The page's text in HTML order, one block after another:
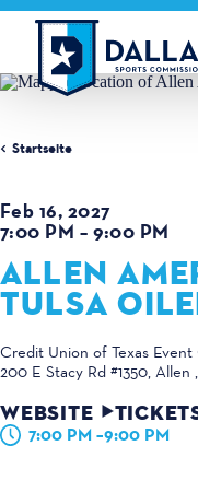
Zum Inhalt springen
Startseite
Feb 16, 2027
7:00 PM – 9:00 PM
ALLEN
TULSA
Credit Union of Texas
200 E Stacy Rd #1350 Allen
WEBSITE
7:00 PM –9:00 PM